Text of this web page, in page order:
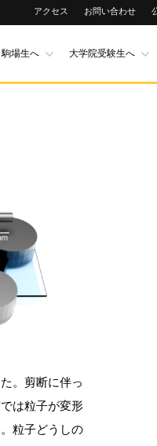
アクセス お問い合わせ
駒場生へ 大学院受験生へ
。剪断に伴っ
は粒子が変形
粒子どうしの